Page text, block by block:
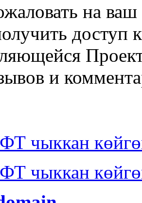
на
доступ
и
чыккан
чыккан